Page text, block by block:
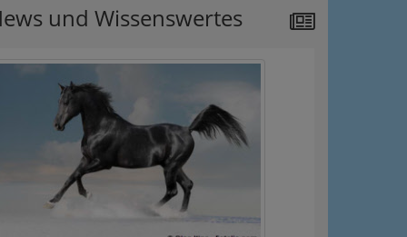
und Wissenswertes